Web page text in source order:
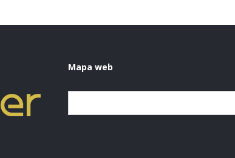
Mapa web